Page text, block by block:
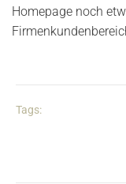
Homepage noch
Tags: